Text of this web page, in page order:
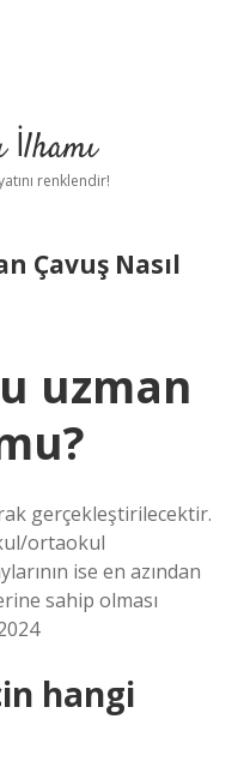
İlhamı
renklendir!
Çavuş Nasıl
uzman
gerçekleştirilecektir.
ortaokul
ise en azından
sahip olması
hangi